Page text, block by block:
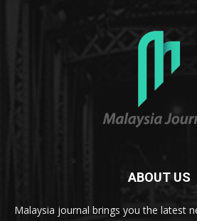
ABOUT US
Malaysia journal brings you the latest